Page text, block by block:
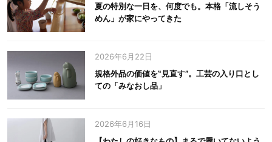
夏の特別な一日を、何度でも。本格「流しそう
めん」が家にやってきた
2026年6月22日
規格外品の価値を‟見直す”。工芸の入り口とし
ての「みなおし品」
2026年6月16日